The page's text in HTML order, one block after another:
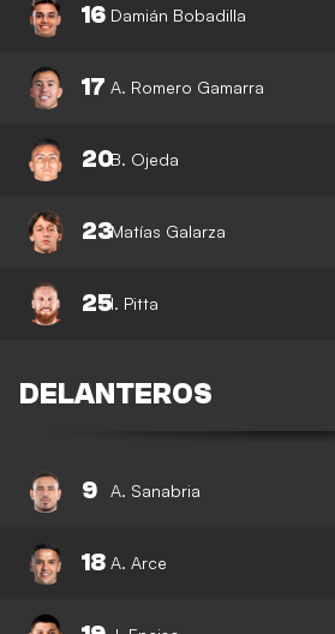
16 Damián Bobadilla
17 A. Romero Gamarra
20B. Ojeda
23Matías Galarza
25I. Pitta
DELANTEROS
9 A. Sanabria
18 A. Arce